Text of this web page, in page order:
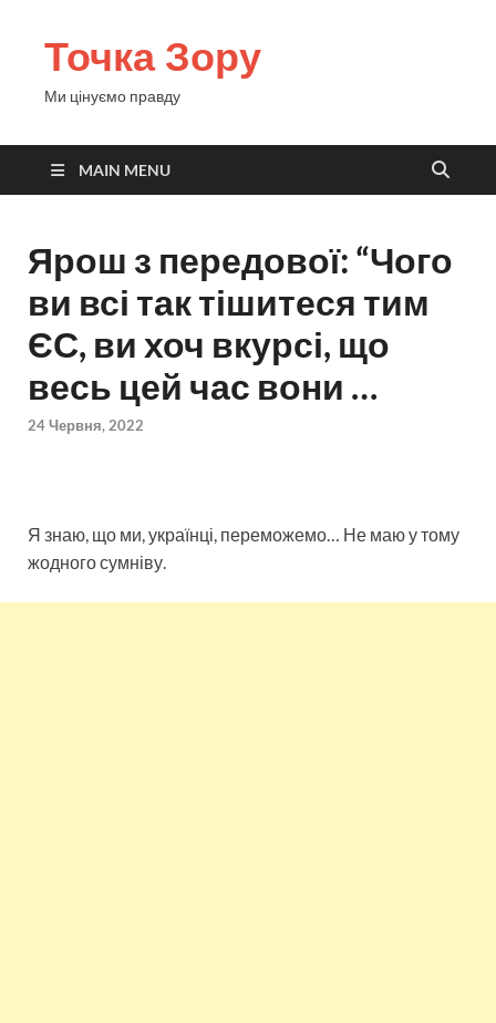
Точка Зору
Ми цінуємо правду
MAIN MENU
Ярош з передової: “Чого
ви всі так тішитеся тим
ЄС, ви хоч вкурсі, що
весь цей час вони …
24 Червня, 2022
Я знаю, що ми, українці, переможемо… Не маю у тому
жодного сумніву.